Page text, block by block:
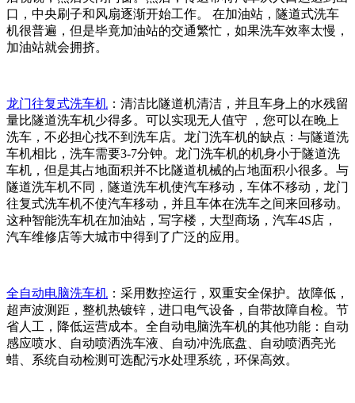
口，中央刷子和风扇逐渐开始工作。 在加油站，隧道式洗车
机很普遍，但是毕竟加油站的交通繁忙，如果洗车效率太慢，
加油站就会拥挤。
龙门往复式洗车机 ：清洁比隧道机清洁，并且车身上的水残留
量比隧道洗车机少得多。可以实现无人值守 ，您可以在晚上
洗车，不必担心找不到洗车店。龙门洗车机的缺点：与隧道洗
车机相比，洗车需要3-7分钟。龙门洗车机的机身小于隧道洗
车机，但是其占地面积并不比隧道机械的占地面积小很多。与
隧道洗车机不同，隧道洗车机使汽车移动，车体不移动，龙门
往复式洗车机不使汽车移动，并且车体在洗车之间来回移动。
这种智能洗车机在加油站，写字楼，大型商场，汽车4S店，
汽车维修店等大城市中得到了广泛的应用。
全自动电脑洗车机 ：采用数控运行，双重安全保护。故障低，
超声波测距，整机热镀锌，进口电气设备，自带故障自检。节
省人工，降低运营成本。全自动电脑洗车机的其他功能：自动
感应喷水、自动喷洒洗车液、自动冲洗底盘、自动喷洒亮光
蜡、系统自动检测可选配污水处理系统，环保高效。